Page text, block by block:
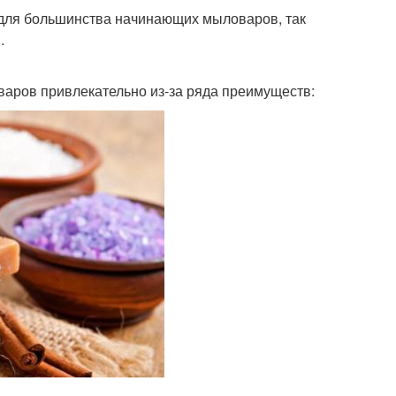
большинства начинающих мыловаров, так
привлекательно из-за ряда преимуществ: